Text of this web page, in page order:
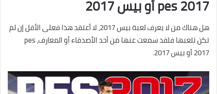
pes 2017 أو بيس 2017
هل هناك من لا يعرف لعبة بيس 2017، لا أعتقد هذا فعلى الأقل إن لم
تكن تلعبها فلقد سمعت عنها من أحد الأصدقاء أو المعارف، pes
2017 أو بيس 2017.